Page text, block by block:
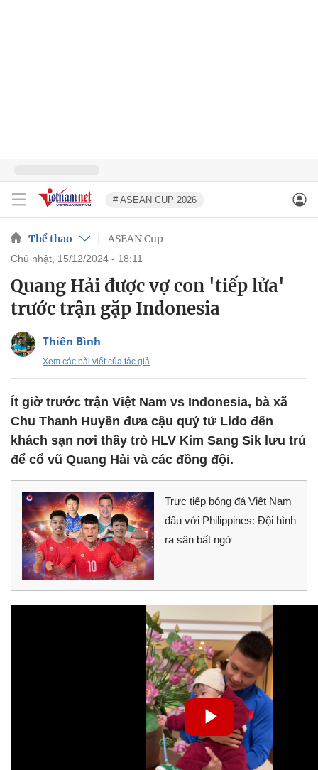
# ASEAN CUP 2026
Thể thao ASEAN Cup
chủ nhật, 15/12/2024 - 18:11
Quang Hải được vợ con 'tiếp lửa'
trước trận gặp Indonesia
Thiên Bình
Xem các bài viết của tác giả
Ít giờ trước trận Việt Nam vs Indonesia, bà xã
Chu Thanh Huyền đưa cậu quý tử Lido đến
khách sạn nơi thầy trò HLV Kim Sang Sik lưu trú
để cổ vũ Quang Hải và các đồng đội.
Trực tiếp bóng đá Việt Nam
đấu với Philippines: Đội hình
ra sân bất ngờ